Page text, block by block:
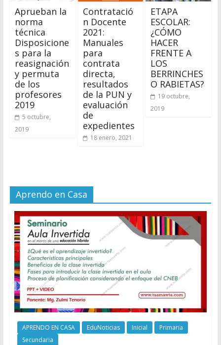
Aprueban la
norma
técnica
Disposicione
s para la
reasignación
y permuta
de los
profesores
2019
5 octubre,
2019
Contratació
n Docente
2021:
Manuales
para
contrata
directa,
resultados
de la PUN y
evaluación
de
expedientes
18 enero, 2021
ETAPA
ESCOLAR:
¿CÓMO
HACER
FRENTE A
LOS
BERRINCHES
O RABIETAS?
19 octubre,
2019
Aprendo en Casa
APRENDO EN CASA EduNoticias Inicial
Primaria
Secundaria